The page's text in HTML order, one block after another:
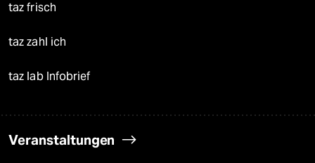
taz frisch
taz zahl ich
taz lab Infobrief
Veranstaltungen